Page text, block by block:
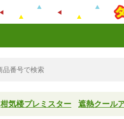
柑気楼プレミスター 遮熱クール